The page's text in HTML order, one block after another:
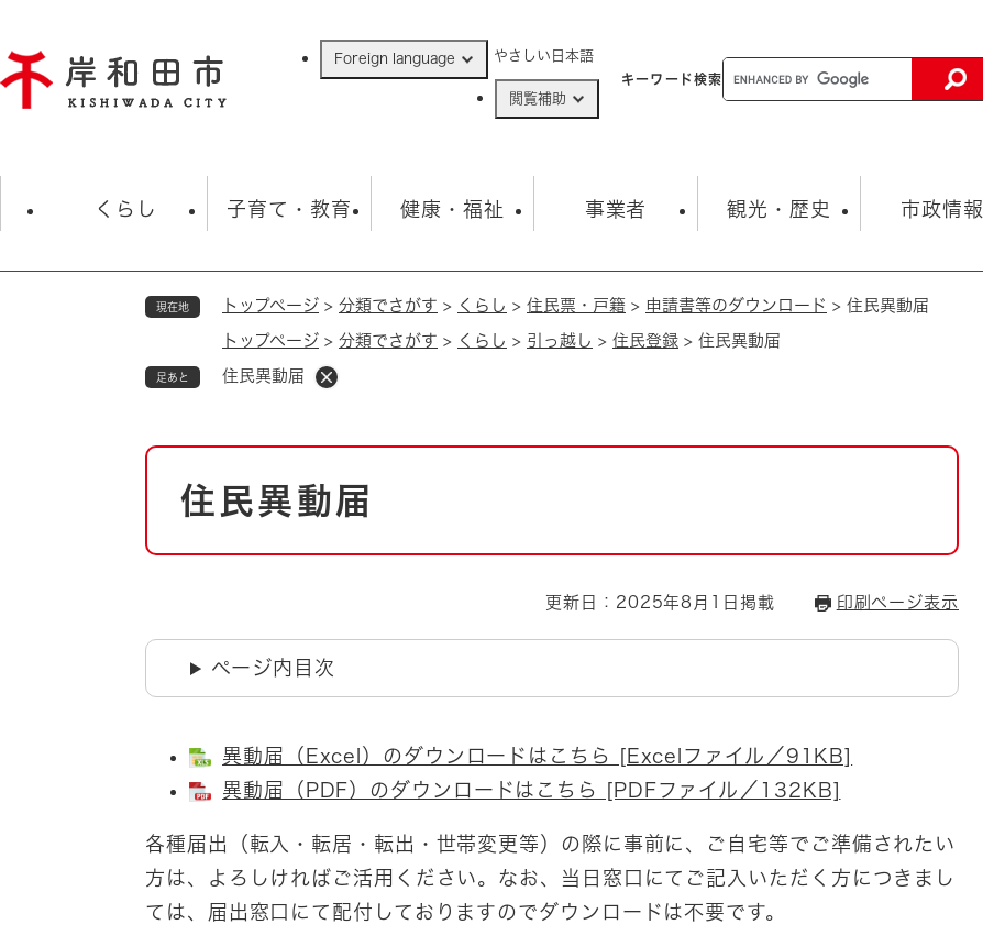
ジ
の
Foreign language やさしい日本語
閲覧補助
キーワード検索
くらし
住民票・戸籍
防災・防犯
自然・環境・公園 住宅
引っ越し おくやみ
地域コミュニティ・ボラン
子育て・教育
学校 子育て
健康・福祉
福祉・健康・生活 生涯学習・スポーツ
事業者
入札・契約情報 まちづくり・協働
観光・歴史
観光 観光スポット
とじる
市政情報
市の概要 総合計画
オープンデータ
現在地 トップページ > 分類でさがす > くらし > 住民票・戸籍 > 申請書等のダウンロード > 住民異動届
トップページ > 分類でさがす > くらし > 引っ越し > 住民登録 > 住民異動届
足あと 住民異動届
本
住民異動届
更新日：2025年8月1日掲載 印刷ページ表示
ページ内目次
異動届（Excel）のダウンロードはこちら [Excelファイル／91KB]
異動届（PDF）のダウンロードはこちら [PDFファイル／132KB]
各種届出（転入・転居・転出・世帯変更等）の際に事前に、ご自宅等でご準備されたい
方は、よろしければご活用ください。なお、当日窓口にてご記入いただく方につきまし
ては、届出窓口にて配付しておりますのでダウンロードは不要です。